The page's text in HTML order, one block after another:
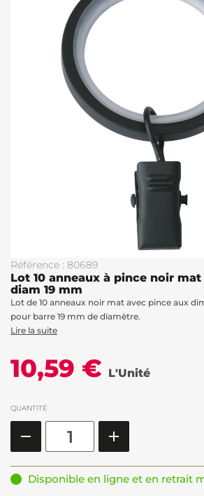
Référence : 80689
Lot 10 anneaux à pince noir
diam 19 mm
Lot de 10 anneaux noir mat avec pince aux
pour barre 19 mm de diamètre.
Lire la suite
10,59 € L'Unité
QUANTITÉ
Disponible en ligne et en retrait